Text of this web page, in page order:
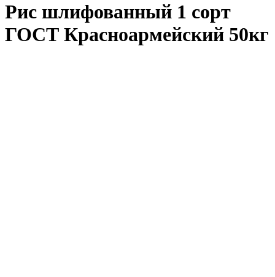
Рис шлифованный 1 сорт
ГОСТ Красноармейский 50кг